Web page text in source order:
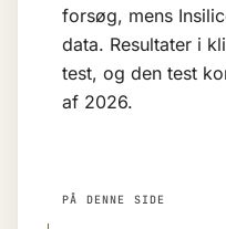
forsøg, mens
data. Resultater i
test, og den test
af 2026.
PÅ DENNE SIDE